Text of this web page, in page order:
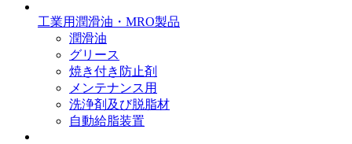
工業用潤滑油・MRO製品
潤滑油
グリース
焼き付き防止剤
メンテナンス用
洗浄剤及び脱脂材
自動給脂装置